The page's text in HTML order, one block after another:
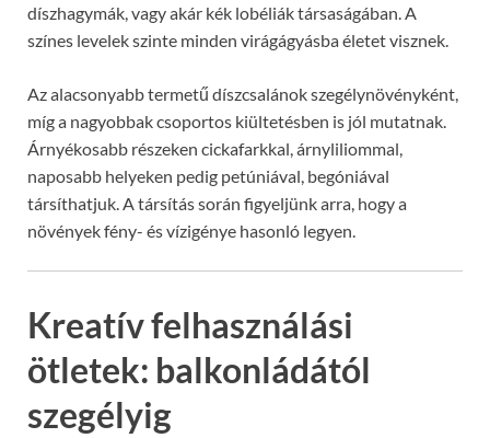
díszhagymák, vagy akár kék lobéliák társaságában. A
színes levelek szinte minden virágágyásba életet visznek.
Az alacsonyabb termetű díszcsalánok szegélynövényként,
míg a nagyobbak csoportos kiültetésben is jól mutatnak.
Árnyékosabb részeken cickafarkkal, árnyliliommal,
naposabb helyeken pedig petúniával, begóniával
társíthatjuk. A társítás során figyeljünk arra, hogy a
növények fény- és vízigénye hasonló legyen.
Kreatív felhasználási
ötletek: balkonládától
szegélyig